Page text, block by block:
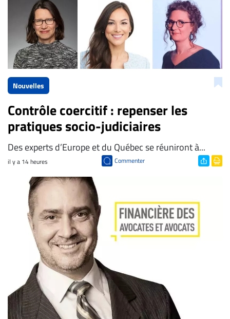
Nouvelles
Contrôle coercitif : repenser les
pratiques socio-judiciaires
Des experts d’Europe et du Québec se réuniront à...
il y a 14 heures Commenter